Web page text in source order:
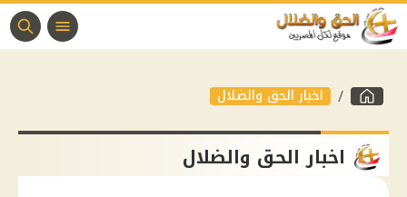
اخبار الحق والضلال
اخبار الحق والضلال